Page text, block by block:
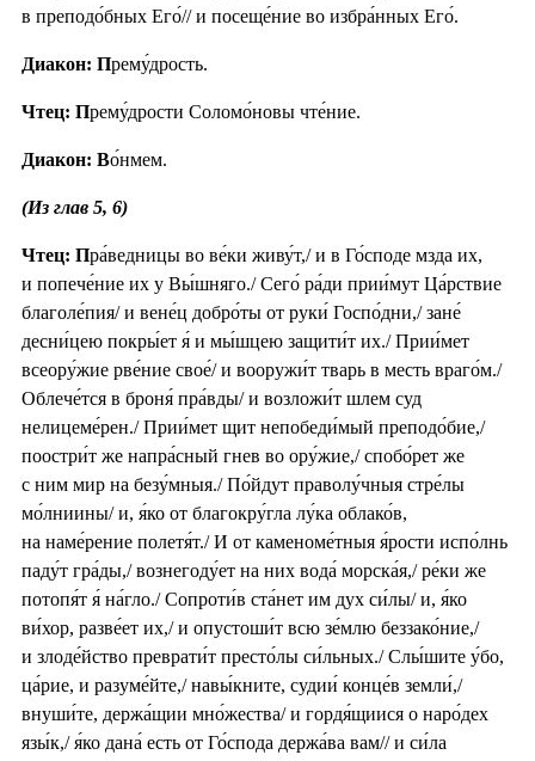
в преподо́бных Его́// и посеще́ние во избра́нных Его́.
Диакон: Прему́дрость.
Чтец: Прему́дрости Соломо́новы чте́ние.
Диакон: Во́нмем.
(Из глав 5, 6)
Чтец: Пра́ведницы во ве́ки живу́т,/ и в Го́споде мзда их,
и попече́ние их у Вы́шняго./ Сего́ ра́ди прии́мут Ца́рствие
благоле́пия/ и вене́ц добро́ты от руки́ Госпо́дни,/ зане́
десни́цею покры́ет я́ и мы́шцею защити́т их./ Прии́мет
всеору́жие рве́ние свое́/ и вооружи́т тварь в месть враго́м./
Облече́тся в броня́ пра́вды/ и возложи́т шлем суд
нелицеме́рен./ Прии́мет щит непобеди́мый преподо́бие,/
поостри́т же напра́сный гнев во ору́жие,/ спобо́рет же
с ним мир на безу́мныя./ По́йдут праволу́чныя стре́лы
мо́лниины/ и, я́ко от благокру́гла лу́ка облако́в,
на наме́рение полетя́т./ И от каменоме́тныя я́рости испо́лнь
паду́т гра́ды,/ вознегоду́ет на них вода́ морска́я,/ ре́ки же
потопя́т я́ на́гло./ Сопроти́в ста́нет им дух си́лы/ и, я́ко
ви́хор, разве́ет их,/ и опустоши́т всю зе́млю беззако́ние,/
и злоде́йство преврати́т престо́лы си́льных./ Слы́шите у́бо,
ца́рие, и разуме́йте,/ навы́кните, судии́ конце́в земли́,/
внуши́те, держа́щии мно́жества/ и гордя́щиися о наро́дех
язы́к,/ я́ко дана́ есть от Го́спода держа́ва вам// и си́ла